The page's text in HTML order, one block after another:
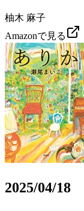
柚木 麻子
Amazonで見る
2025/04/18